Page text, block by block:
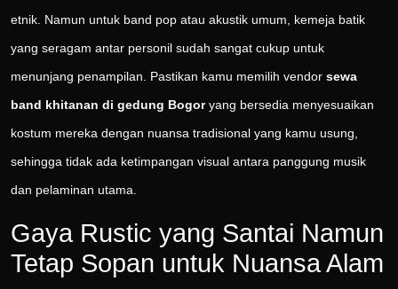
etnik. Namun untuk band pop atau akustik umum, kemeja batik
yang seragam antar personil sudah sangat cukup untuk
menunjang penampilan. Pastikan kamu memilih vendor sewa
band khitanan di gedung Bogoryang bersedia menyesuaikan
kostum mereka dengan nuansa tradisional yang kamu usung,
sehingga tidak ada ketimpangan visual antara panggung musik
dan pelaminan utama.
Gaya Rustic yang Santai Namun
Tetap Sopan untuk Nuansa Alam